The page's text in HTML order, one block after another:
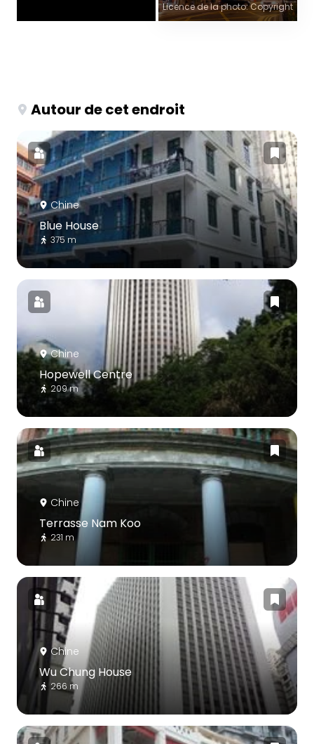
Licence de la photo: Copyright
Autour de cet endroit
Chine
Blue House
375 m
Chine
Hopewell Centre
209 m
Chine
Terrasse Nam Koo
231 m
Chine
Wu Chung House
266 m